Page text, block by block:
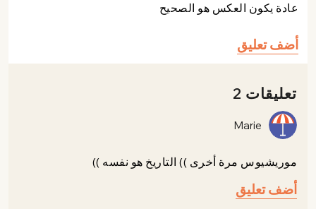
عادة يكون العكس هو الصحيح
أضف تعليق
تعليقات 2
Marie
موريشيوس مرة أخرى )) التاريخ هو نفسه ))
أضف تعليق